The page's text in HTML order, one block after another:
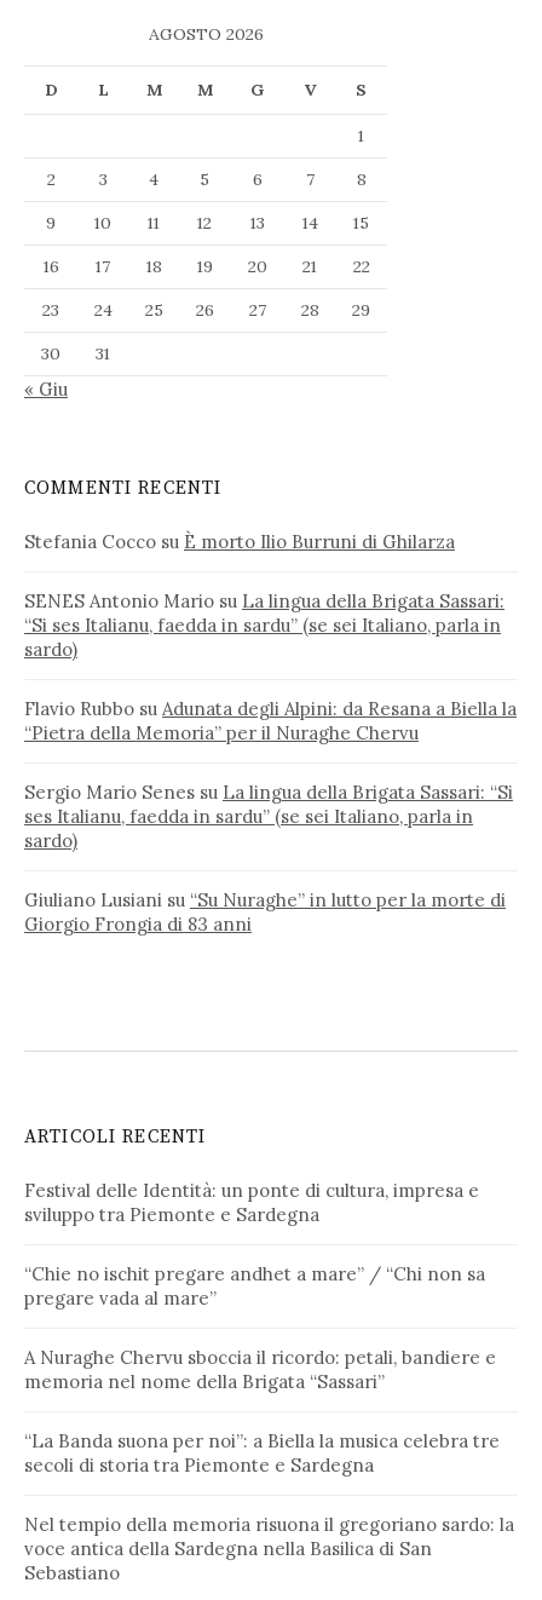
AGOSTO 2026
D L M M G V S
1
2
3 4 5 6 7
8
9
10 11 12 13 14
15
16
17 18 19 20 21
22
23
24 25 26 27 28
29
30
31
« Giu
COMMENTI RECENTI
Stefania Cocco su È morto Ilio Burruni di Ghilarza
SENES Antonio Mario su La lingua della Brigata Sassari:
“Si ses Italianu, faedda in sardu” (se sei Italiano, parla in
sardo)
Flavio Rubbo su Adunata degli Alpini: da Resana a Biella la
“Pietra della Memoria” per il Nuraghe Chervu
Sergio Mario Senes su La lingua della Brigata Sassari: “Si
ses Italianu, faedda in sardu” (se sei Italiano, parla in
sardo)
Giuliano Lusiani su “Su Nuraghe” in lutto per la morte di
Giorgio Frongia di 83 anni
ARTICOLI RECENTI
Festival delle Identità: un ponte di cultura, impresa e
sviluppo tra Piemonte e Sardegna
“Chie no ischit pregare andhet a mare” / “Chi non sa
pregare vada al mare”
A Nuraghe Chervu sboccia il ricordo: petali, bandiere e
memoria nel nome della Brigata “Sassari”
“La Banda suona per noi”: a Biella la musica celebra tre
secoli di storia tra Piemonte e Sardegna
Nel tempio della memoria risuona il gregoriano sardo: la
voce antica della Sardegna nella Basilica di San
Sebastiano